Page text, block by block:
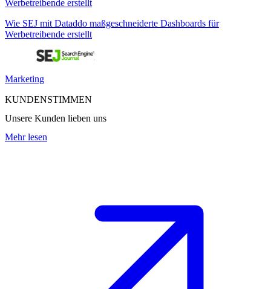
Wie SEJ mit Dataddo maßgeschneiderte Dashboards für
Werbetreibende erstellt
Marketing
KUNDENSTIMMEN
Unsere Kunden lieben uns
Mehr lesen